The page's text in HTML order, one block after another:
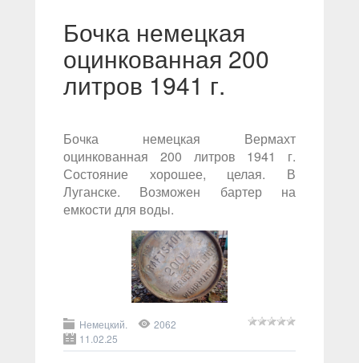
Бочка немецкая
оцинкованная 200
литров 1941 г.
Бочка немецкая Вермахт
оцинкованная 200 литров 1941 г.
Состояние хорошее, целая. В
Луганске. Возможен бартер на
емкости для воды.
Немецкий.
2062
11.02.25